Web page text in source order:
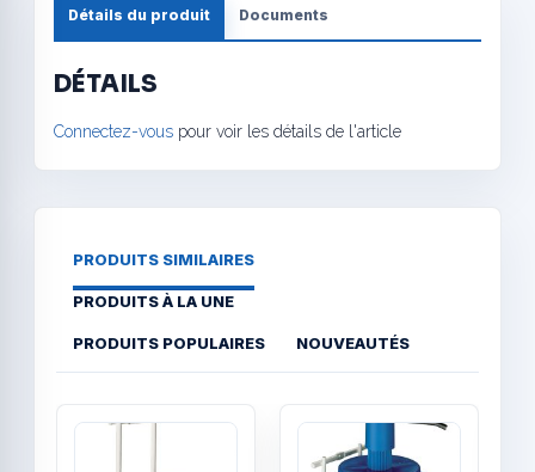
Détails du produit Documents
DÉTAILS
Connectez-vous pour voir les détails de l'article
PRODUITS SIMILAIRES
PRODUITS À LA UNE
PRODUITS POPULAIRES NOUVEAUTÉS
Quick View